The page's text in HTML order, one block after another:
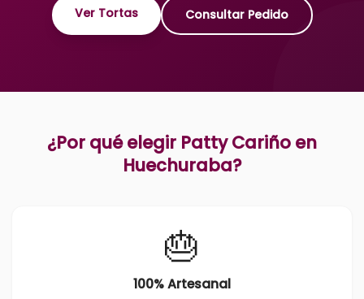
Ver Tortas Consultar Pedido
¿Por qué elegir Patty Cariño en
Huechuraba?
🎂
100% Artesanal